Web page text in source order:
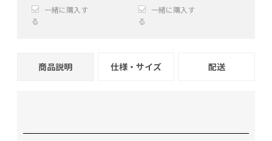
一緒に購入す
る
一緒に購入す
る
商品説明 仕様・サイズ 配送